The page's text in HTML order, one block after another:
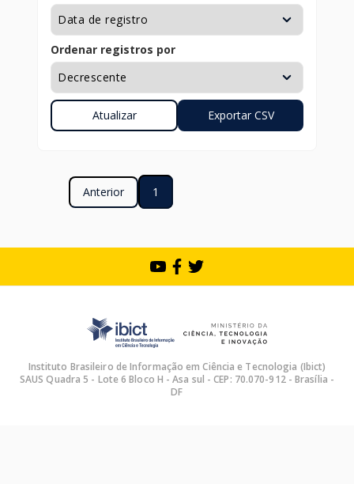
Ordenar registros por
Anterior 1
Instituto Brasileiro de Informação em Ciência e Tecnologia (Ibict)
SAUS Quadra 5 - Lote 6 Bloco H - Asa sul - CEP: 70.070-912 - Brasília -
DF